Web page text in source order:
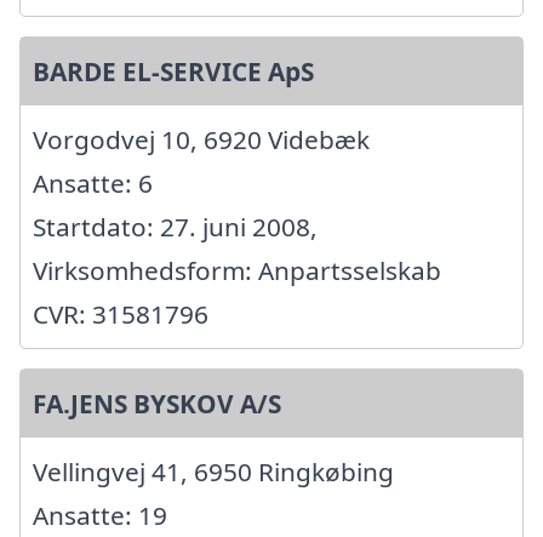
BARDE EL-SERVICE ApS
Vorgodvej 10, 6920 Videbæk
Ansatte: 6
Startdato: 27. juni 2008,
Virksomhedsform: Anpartsselskab
CVR: 31581796
FA.JENS BYSKOV A/S
Vellingvej 41, 6950 Ringkøbing
Ansatte: 19